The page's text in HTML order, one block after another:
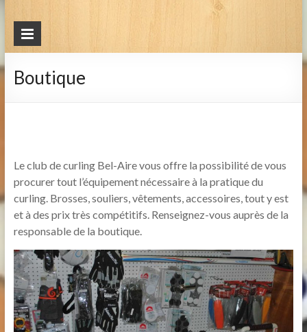
Boutique
Le club de curling Bel-Aire vous offre la possibilité de vous
procurer tout l’équipement nécessaire à la pratique du
curling. Brosses, souliers, vêtements, accessoires, tout y est
et à des prix très compétitifs. Renseignez-vous auprès de la
responsable de la boutique.